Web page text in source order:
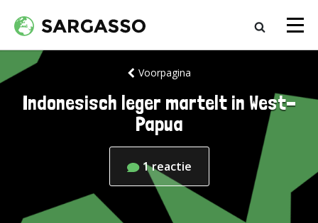
Voorpagina
Indonesisch leger martelt in West-
Papua
1reactie